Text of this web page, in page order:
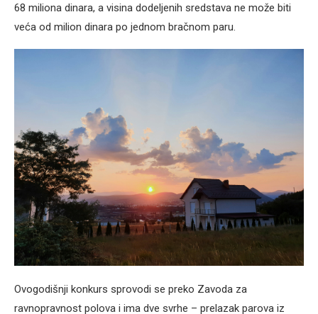
68 miliona dinara, a visina dodeljenih sredstava ne može biti
veća od milion dinara po jednom bračnom paru.
Ovogodišnji konkurs sprovodi se preko Zavoda za
ravnopravnost polova i ima dve svrhe – prelazak parova iz